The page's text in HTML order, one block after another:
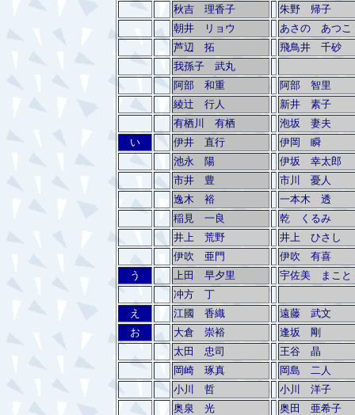
秋吉 理香子
朱野 帰子
朝井 リョウ
あさの あつこ
芦辺 拓
飛鳥井 千砂
我孫子 武丸
阿部 和重
阿部 智里
綾辻 行人
新井 素子
有栖川 有栖
泡坂 妻夫
い
伊井 直行
伊岡 瞬
池永 陽
伊坂 幸太郎
市井 豊
市川 憂人
逸木 裕
一本木 透
稲見 一良
乾 くるみ
井上 荒野
井上 ひさし
伊吹 亜門
伊吹 有喜
う
上田 早夕里
宇佐美 まこと
冲方 丁
え
江國 香織
遠藤 武文
お
大倉 崇裕
逢坂 剛
太田 忠司
王谷 晶
岡崎 琢真
岡島 二人
小川 哲
小川 洋子
奥泉 光
奥田 亜希子